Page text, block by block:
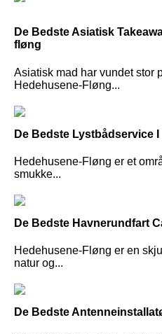
De Bedste Asiatisk
fløng
Asiatisk mad har vundet stor
Hedehusene-Fløng...
De Bedste Lystbådservice
Hedehusene-Fløng er et
smukke...
De Bedste Havnerundfart
Hedehusene-Fløng er en
natur og...
De Bedste